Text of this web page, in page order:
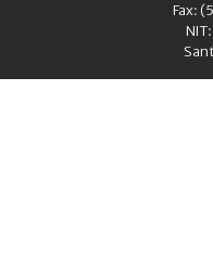
Fax: